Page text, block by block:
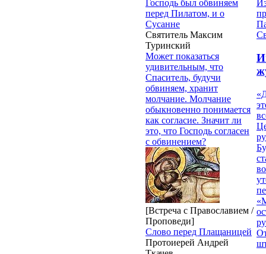
Господь был обвиняем
перед Пилатом, и о
Сусанне
Святитель Максим
Туринский
Может показаться
удивительным, что
Спаситель, будучи
обвиняем, хранит
молчание. Молчание
обыкновенно понимается
как согласие. Значит ли
это, что Господь согласен
с обвинением?
[Встреча с Православием /
Проповеди]
Слово перед Плащаницей
Протоиерей Андрей